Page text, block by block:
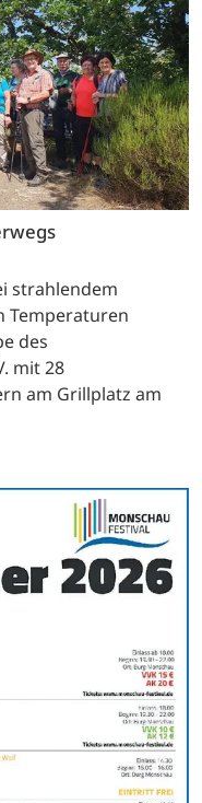
strahlendem
Temperaturen
des
mit 28
am Grillplatz am